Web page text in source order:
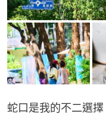
蛇口是我的不二選